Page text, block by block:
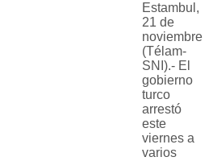
Estambul,
21 de
noviembre
(Télam-
SNI).- El
gobierno
turco
arrestó
este
viernes a
varios